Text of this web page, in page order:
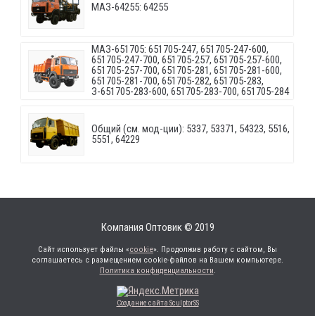
МАЗ-64255: 64255
МАЗ-651705: 651705-247, 651705-247-600,
651705-247-700, 651705-257, 651705-257-600,
651705-257-700, 651705-281, 651705-281-600,
651705-281-700, 651705-282, 651705-283,
З-651705-283-600, 651705-283-700, 651705-284
Общий (см. мод-ции): 5337, 53371, 54323, 5516,
5551, 64229
Компания Оптовик © 2019
Сайт использует файлы «cookie». Продолжив работу с сайтом, Вы
соглашаетесь с размещением cookie-файлов на Вашем компьютере.
Политика конфиденциальности.
Создание сайта SculptorSS